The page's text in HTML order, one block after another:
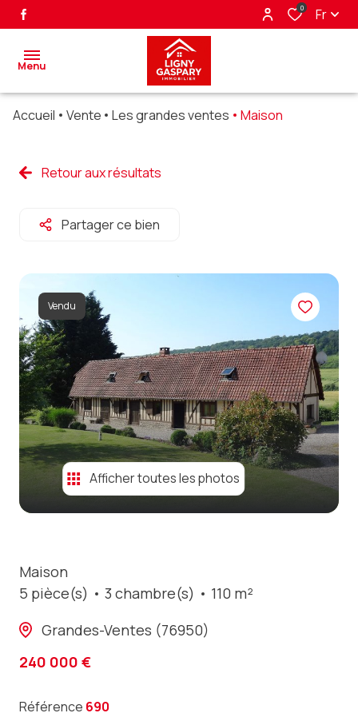
0 Fr
Menu
ventes
vendus
partenaires
alerte
e-mail
contact
Accueil Vente Les grandes ventes Maison
Retour aux résultats
Partager ce bien
Vendu
Afficher toutes les photos
Maison
5 pièce(s)
3 chambre(s)
110 m²
Grandes-Ventes (76950)
240 000 €
Référence 690